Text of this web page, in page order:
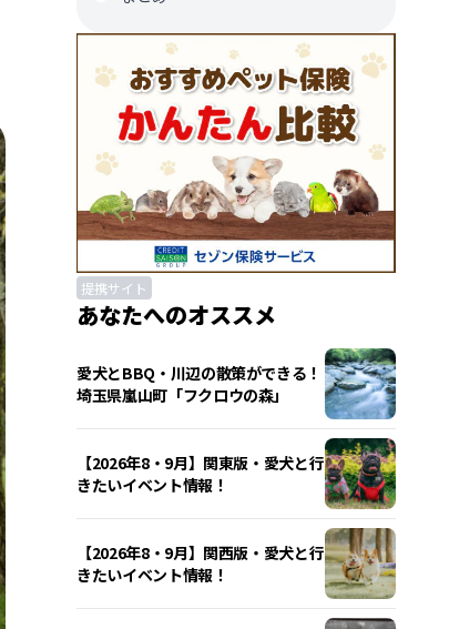
提携サイト
あなたへのオススメ
愛犬とBBQ・川辺の散策ができる！
埼玉県嵐山町「フクロウの森」
【2026年8・9月】関東版・愛犬と行
きたいイベント情報！
【2026年8・9月】関西版・愛犬と行
きたいイベント情報！